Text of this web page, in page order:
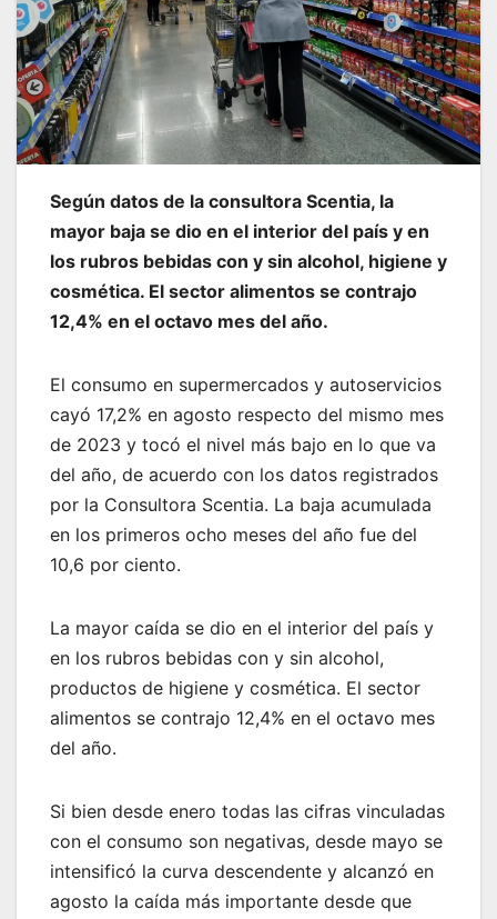
Según datos de la consultora Scentia, la
mayor baja se dio en el interior del país y en
los rubros bebidas con y sin alcohol, higiene y
cosmética. El sector alimentos se contrajo
12,4% en el octavo mes del año.
El consumo en supermercados y autoservicios
cayó 17,2% en agosto respecto del mismo mes
de 2023 y tocó el nivel más bajo en lo que va
del año, de acuerdo con los datos registrados
por la Consultora Scentia. La baja acumulada
en los primeros ocho meses del año fue del
10,6 por ciento.
La mayor caída se dio en el interior del país y
en los rubros bebidas con y sin alcohol,
productos de higiene y cosmética. El sector
alimentos se contrajo 12,4% en el octavo mes
del año.
Si bien desde enero todas las cifras vinculadas
con el consumo son negativas, desde mayo se
intensificó la curva descendente y alcanzó en
agosto la caída más importante desde que